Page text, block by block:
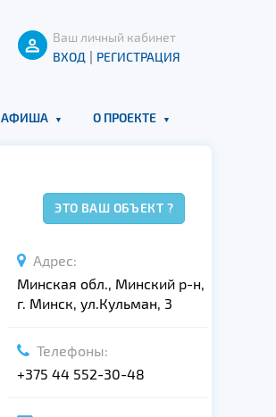
Ваш личный кабинет
ВХОД | РЕГИСТРАЦИЯ
АФИША О ПРОЕКТЕ
ЭТО ВАШ ОБЪЕКТ ?
Адрес:
Минская обл., Минский р-н,
г. Минск, ул.Кульман, 3
Телефоны:
+375 44 552-30-48